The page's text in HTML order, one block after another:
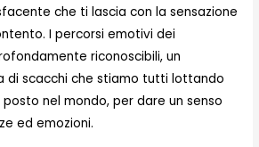
che ti lascia con la sensazione
I percorsi emotivi dei
riconoscibili, un
di scacchi che stiamo tutti lottando
nel mondo, per dare un senso
ed emozioni.